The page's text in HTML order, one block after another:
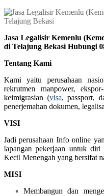
Jasa Legalisir Kemenlu
di Telajung Bekasi Hubungi
Tentang Kami
Kami yaitu perusahaan
rekrutmen manpower,
keimigrasian (visa, passport,
penerjemahan dokumen,
VISI
Jadi perusahaan Info online
lapangan pekerjaan untuk diri
Kecil Menengah yang bersifat
MISI
Membangun dan